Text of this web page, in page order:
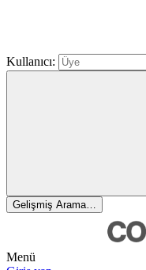
Kullanıcı:
Gelişmiş Arama…
Menü